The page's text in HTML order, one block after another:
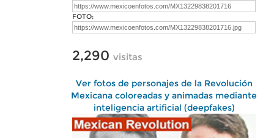
FOTO:
2,290 visitas
Ver fotos de personajes de la Revolución
Mexicana coloreadas y animadas mediante
inteligencia artificial (deepfakes)